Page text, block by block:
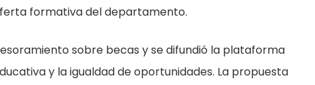
formativa del departamento.
sobre becas y se difundió la plataforma
y la igualdad de oportunidades. La propuesta